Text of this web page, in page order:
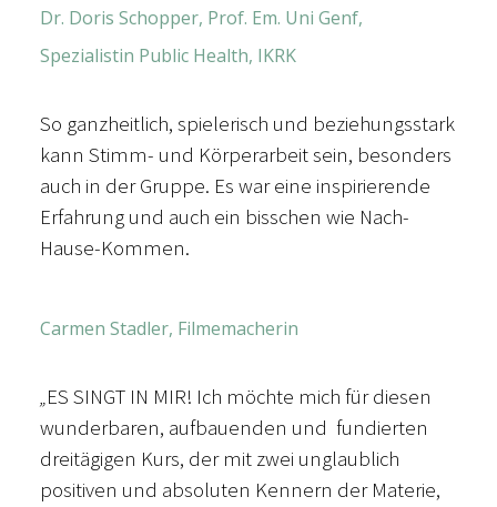
Dr. Doris Schopper, Prof. Em. Uni Genf,
Spezialistin Public Health, IKRK
So ganzheitlich, spielerisch und beziehungsstark
kann Stimm- und Körperarbeit sein, besonders
auch in der Gruppe. Es war eine inspirierende
Erfahrung und auch ein bisschen wie Nach-
Hause-Kommen.
Carmen Stadler, Filmemacherin
„ES SINGT IN MIR! Ich möchte mich für diesen
wunderbaren, aufbauenden und fundierten
dreitägigen Kurs, der mit zwei unglaublich
positiven und absoluten Kennern der Materie,